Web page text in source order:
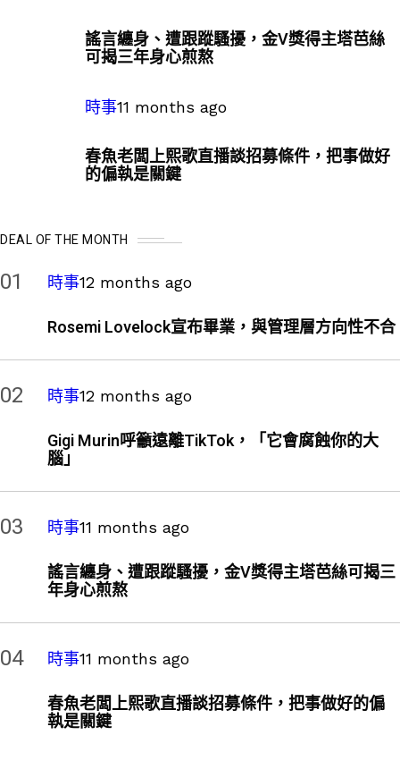
謠言纏身、遭跟蹤騷擾，金V獎得主塔芭絲
可揭三年身心煎熬
時事11 months ago
春魚老闆上熙歌直播談招募條件，把事做好
的偏執是關鍵
DEAL OF THE MONTH
01 時事12 months ago
Rosemi Lovelock宣布畢業，與管理層方向性不合
02 時事12 months ago
Gigi Murin呼籲遠離TikTok，「它會腐蝕你的大
腦」
03 時事11 months ago
謠言纏身、遭跟蹤騷擾，金V獎得主塔芭絲可揭三
年身心煎熬
04 時事11 months ago
春魚老闆上熙歌直播談招募條件，把事做好的偏
執是關鍵